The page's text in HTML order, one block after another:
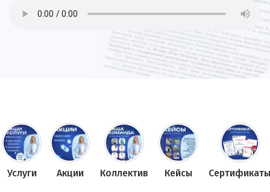
Услуги Акции Коллектив Кейсы Сертификаты